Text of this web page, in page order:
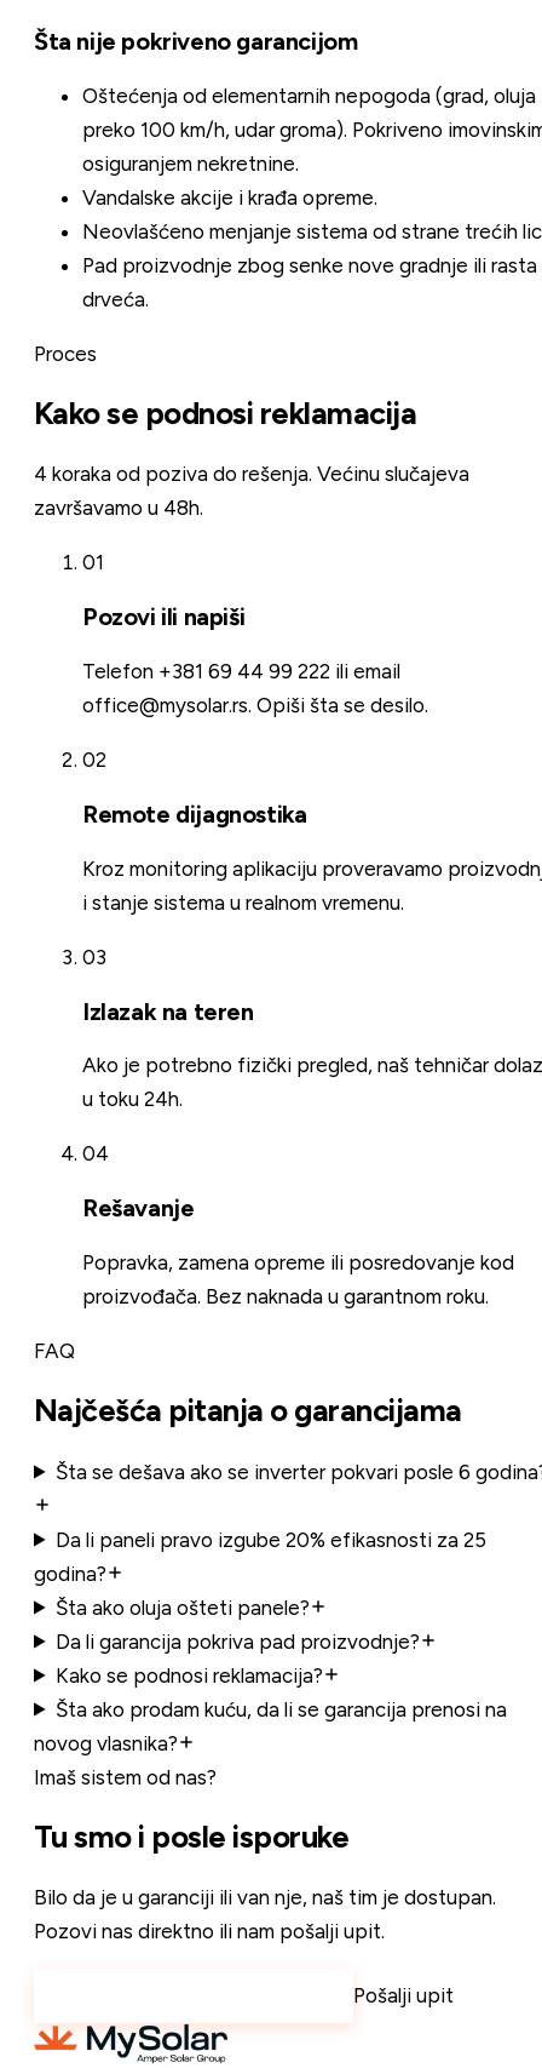
Šta nije pokriveno garancijom
Oštećenja od elementarnih nepogoda (grad, oluja
preko 100 km/h, udar groma). Pokriveno
osiguranjem nekretnine.
Vandalske akcije i krađa opreme.
Neovlašćeno menjanje sistema od strane trećih
Pad proizvodnje zbog senke nove gradnje ili rasta
drveća.
Proces
Kako se podnosi reklamacija
4 koraka od poziva do rešenja. Većinu slučajeva
završavamo u 48h.
01
Pozovi ili napiši
Telefon +381 69 44 99 222 ili email
office@mysolar.rs. Opiši šta se desilo.
02
Remote dijagnostika
Kroz monitoring aplikaciju proveravamo
i stanje sistema u realnom vremenu.
03
Izlazak na teren
Ako je potrebno fizički pregled, naš tehničar
u toku 24h.
04
Rešavanje
Popravka, zamena opreme ili posredovanje kod
proizvođača. Bez naknada u garantnom roku.
FAQ
Najčešća pitanja o garancijama
Šta se dešava ako se inverter pokvari posle 6
Da li paneli pravo izgube 20% efikasnosti za 25
godina?
Šta ako oluja ošteti panele?
Da li garancija pokriva pad proizvodnje?
Kako se podnosi reklamacija?
Šta ako prodam kuću, da li se garancija prenosi na
novog vlasnika?
Imaš sistem od nas?
Tu smo i posle isporuke
Bilo da je u garanciji ili van nje, naš tim je dostupan.
Pozovi nas direktno ili nam pošalji upit.
Pošalji upit